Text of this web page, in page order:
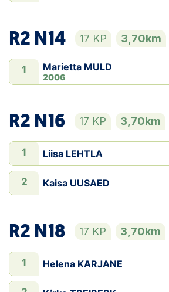
R2 N14 17 KP 3,70km
1 Marietta MULD
2006
R2 N16 17 KP 3,70km
1 Liisa LEHTLA
2 Kaisa UUSAED
R2 N18 17 KP 3,70km
1 Helena KARJANE